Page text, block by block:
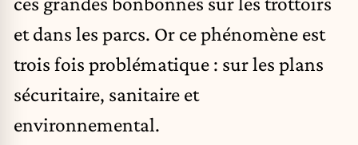
et dans les parcs. Or ce phénomène est
trois fois problématique : sur les plans
sécuritaire, sanitaire et
environnemental.